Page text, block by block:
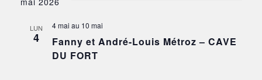
LUN
4
Fanny et André-Louis Métroz – CAVE
DU FORT
4 mai au 10 mai